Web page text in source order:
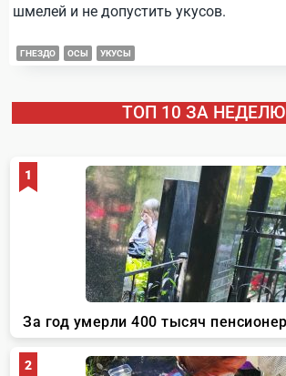
шмелей и не допустить укусов.
ГНЕЗДО ОСЫ УКУСЫ
ТОП 10 ЗА НЕДЕЛЮ